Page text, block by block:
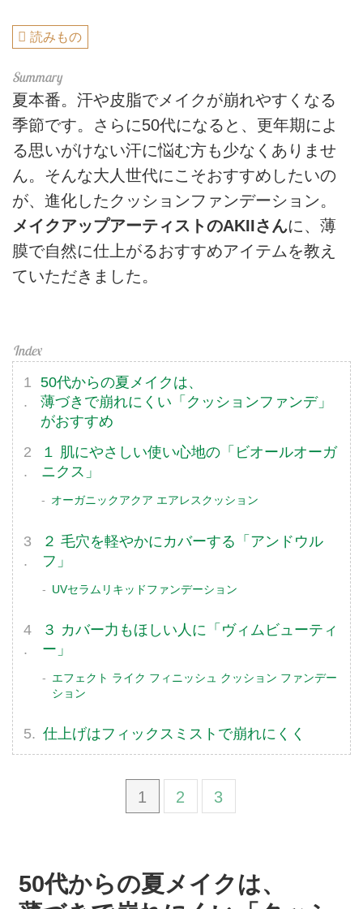
読みもの
夏本番。汗や皮脂でメイクが崩れやすくなる
季節です。さらに50代になると、更年期によ
る思いがけない汗に悩む方も少なくありませ
ん。そんな大人世代にこそおすすめしたいの
が、進化したクッションファンデーション。
メイクアップアーティストのAKIIさんに、薄
膜で自然に仕上がるおすすめアイテムを教え
ていただきました。
50代からの夏メイクは、
薄づきで崩れにくい「クッションファンデ」
がおすすめ
１ 肌にやさしい使い心地の「ビオールオーガ
ニクス」
オーガニックアクア エアレスクッション
２ 毛穴を軽やかにカバーする「アンドウル
フ」
UVセラムリキッドファンデーション
３ カバー力もほしい人に「ヴィムビューティ
ー」
エフェクト ライク フィニッシュ クッション ファンデー
ション
仕上げはフィックスミストで崩れにくく
1 2 3
50代からの夏メイクは、